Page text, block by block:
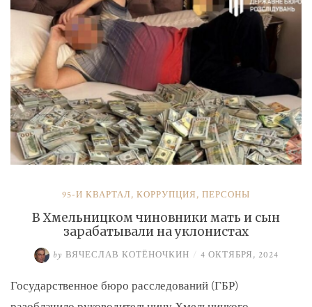
Умерова»
95-Й КВАРТАЛ, КОРРУПЦИЯ, ПЕРСОНЫ
В Хмельницком чиновники мать и сын
зарабатывали на уклонистах
by ВЯЧЕСЛАВ КОТЁНОЧКИН / 4 ОКТЯБРЯ, 2024
Государственное бюро расследований (ГБР)